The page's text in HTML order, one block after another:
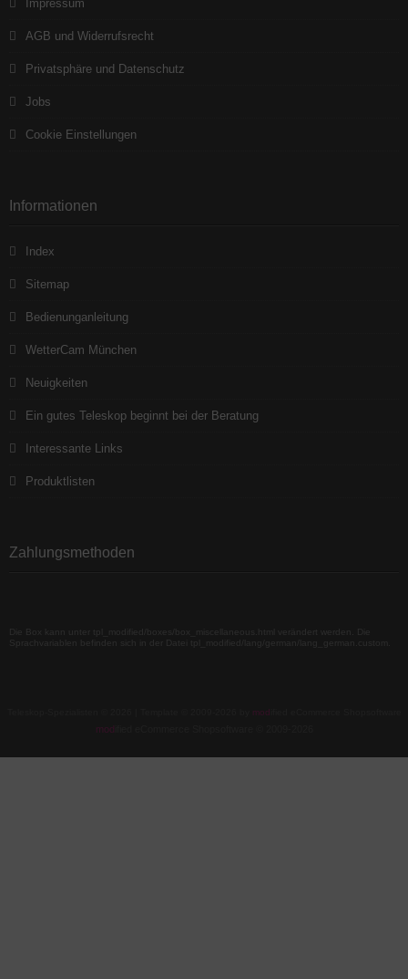
Impressum
AGB und Widerrufsrecht
Privatsphäre und Datenschutz
Jobs
Cookie Einstellungen
Informationen
Index
Sitemap
Bedienunganleitung
WetterCam München
Neuigkeiten
Ein gutes Teleskop beginnt bei der Beratung
Interessante Links
Produktlisten
Zahlungsmethoden
Die Box kann unter tpl_modified/boxes/box_miscellaneous.html verändert werden. Die
Sprachvariablen befinden sich in der Datei tpl_modified/lang/german/lang_german.custom.
mod
mod